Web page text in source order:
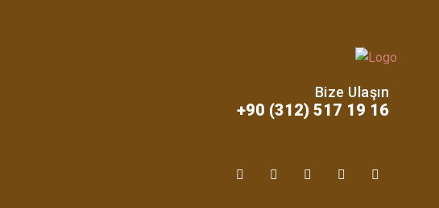
Bize Ulaşın
+90 (312) 517 19 16